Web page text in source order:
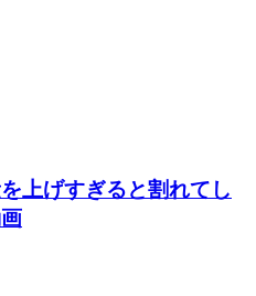
上げすぎると割れてし